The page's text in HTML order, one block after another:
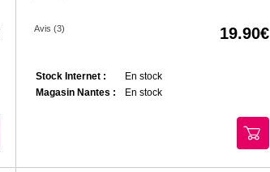
Avis (3) 19.90
Stock Internet :
En stock
Magasin Nantes :
En stock